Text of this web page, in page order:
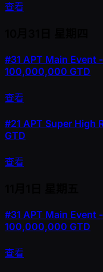
查看
#31 APT Main Event
100,000,000 GTD
查看
#21 APT Super High
GTD
查看
#31 APT Main Event
100,000,000 GTD
查看